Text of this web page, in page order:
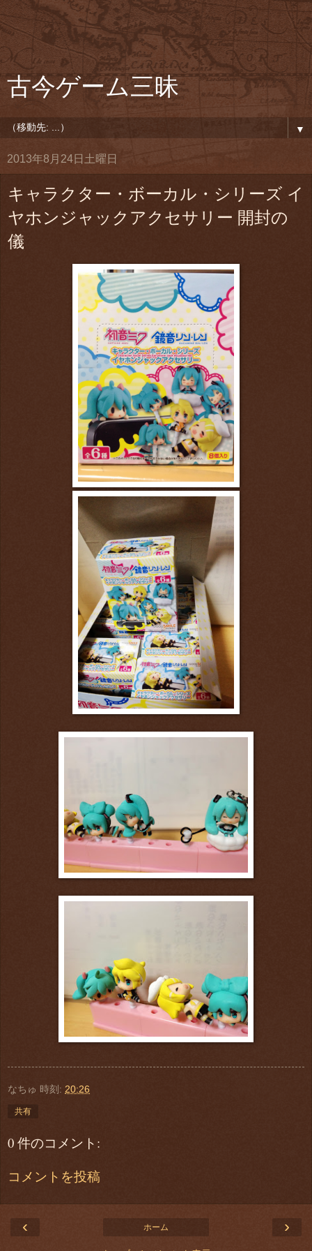
古今ゲーム三昧
▼
2013年8月24日土曜日
キャラクター・ボーカル・シリーズ イ
ヤホンジャックアクセサリー 開封の
儀
なちゅ 時刻: 20:26
共有
0 件のコメント:
コメントを投稿
‹ ›
ホーム